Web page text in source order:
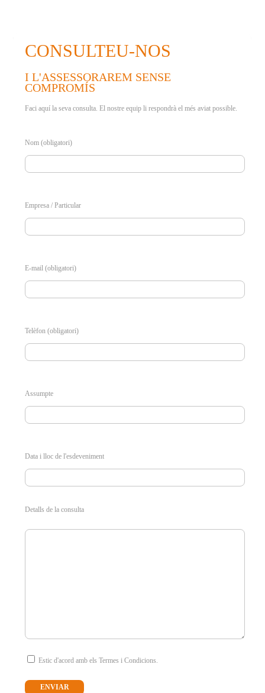
CONSULTEU-NOS
I L'ASSESSORAREM SENSE
COMPROMÍS
Faci aquí la seva consulta. El nostre equip li respondrà el més aviat possible.
Nom (obligatori)
Empresa / Particular
E-mail (obligatori)
Telèfon (obligatori)
Assumpte
Data i lloc de l'esdeveniment
Detalls de la consulta
Estic d'acord amb els Termes i Condicions.